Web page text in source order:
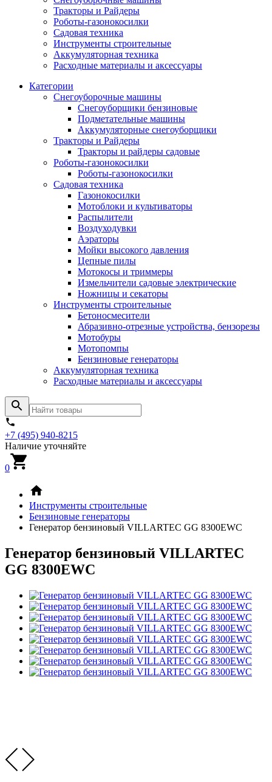
Тракторы и Райдеры
Роботы-газонокосилки
Садовая техника
Инструменты строительные
Аккумуляторная техника
Расходные материалы и аксессуары
Категории
Снегоуборочные машины
Снегоуборщики бензиновые
Подметательные машины
Аккумуляторные снегоуборщики
Тракторы и Райдеры
Тракторы и райдеры садовые
Роботы-газонокосилки
Роботы-газонокосилки
Садовая техника
Газонокосилки
Мотоблоки и культиваторы
Распылители
Воздуходувки
Аэраторы
Мойки высокого давления
Цепные пилы
Мотокосы и триммеры
Измельчители садовые электрические
Ножницы и секаторы
Инструменты строительные
Бетоносмесители
Абразивно-отрезные устройства, бензорезы
Мотобуры
Мотопомпы
Бензиновые генераторы
Аккумуляторная техника
Расходные материалы и аксессуары
+7 (495) 940-8215
Наличие уточняйте
0
Инструменты строительные
Бензиновые генераторы
Генератор бензиновый VILLARTEC GG 8300EWC
Генератор бензиновый VILLARTEC
GG 8300EWC